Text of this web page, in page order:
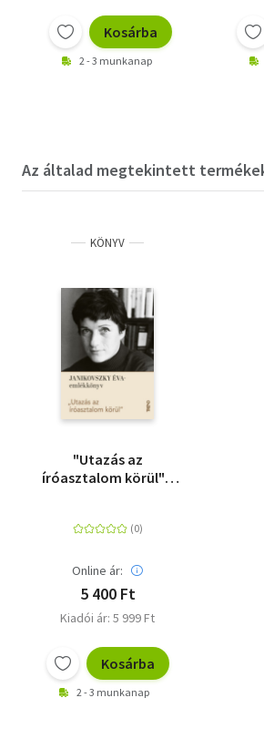
Kosárba
2 - 3 munkanap
Az általad megtekintett
KÖNYV
"Utazás az
íróasztalom körül" -
Online ár:
5 400 Ft
Kiadói ár: 5 999 Ft
Kosárba
2 - 3 munkanap